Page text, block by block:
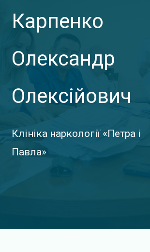
Карпенко
Олександр
Олексійович
Клініка наркології «Петра і
Павла»